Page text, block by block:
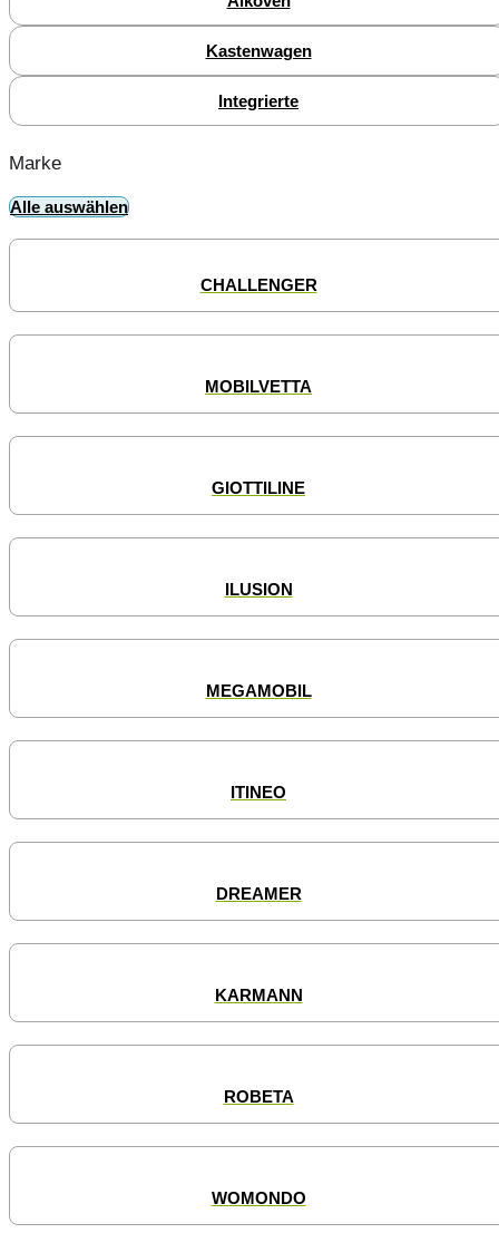
Kastenwagen
Integrierte
Marke
Alle auswählen
CHALLENGER
MOBILVETTA
GIOTTILINE
ILUSION
MEGAMOBIL
ITINEO
DREAMER
KARMANN
ROBETA
WOMONDO